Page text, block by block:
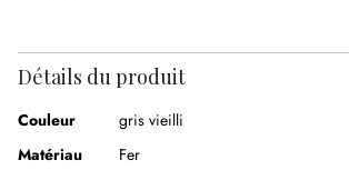
Détails du produit
Couleur
gris vieilli
Matériau
Fer